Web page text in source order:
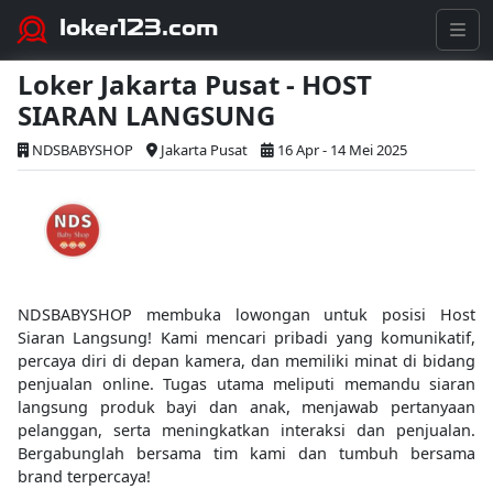
loker123.com
Loker Jakarta Pusat - HOST
SIARAN LANGSUNG
NDSBABYSHOP Jakarta Pusat 16 Apr - 14 Mei 2025
NDSBABYSHOP membuka lowongan untuk posisi Host
Siaran Langsung! Kami mencari pribadi yang komunikatif,
percaya diri di depan kamera, dan memiliki minat di bidang
penjualan online. Tugas utama meliputi memandu siaran
langsung produk bayi dan anak, menjawab pertanyaan
pelanggan, serta meningkatkan interaksi dan penjualan.
Bergabunglah bersama tim kami dan tumbuh bersama
brand terpercaya!